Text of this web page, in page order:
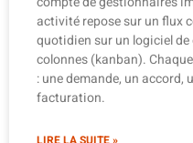
activité repose sur un flux
quotidien sur un logiciel
colonnes (kanban).
: une demande, un accord,
facturation.